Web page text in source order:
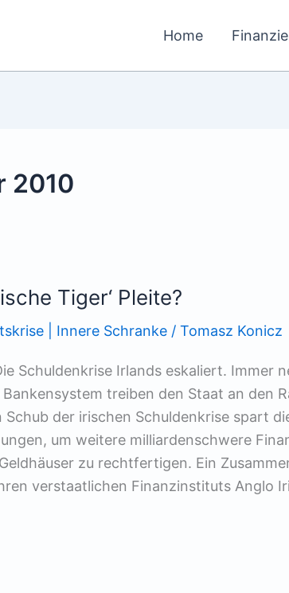
Home
2010
Tiger‘ Pleite?
| Innere Schranke / Tomasz Konicz
Schuldenkrise Irlands eskaliert. Immer
treiben den Staat an den
Schub der irischen Schuldenkrise spart
um weitere milliardenschwere
zu rechtfertigen. Ein
verstaatlichen Finanzinstituts Anglo